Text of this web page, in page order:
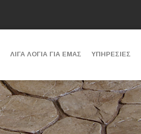
ΛΙΓΑ ΛΟΓΙΑ ΓΙΑ ΕΜΑΣ ΥΠΗΡΕΣΙΕΣ